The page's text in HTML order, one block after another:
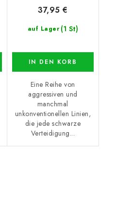
auf Lager (1 St)
37,95 €
IN DEN KORB
Eine Reihe von
aggressiven und
manchmal
unkonventionellen Linien,
die jede schwarze
Verteidigung...